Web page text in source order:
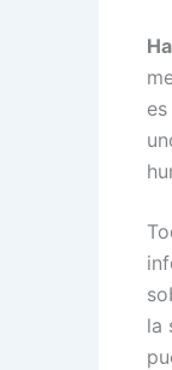
la